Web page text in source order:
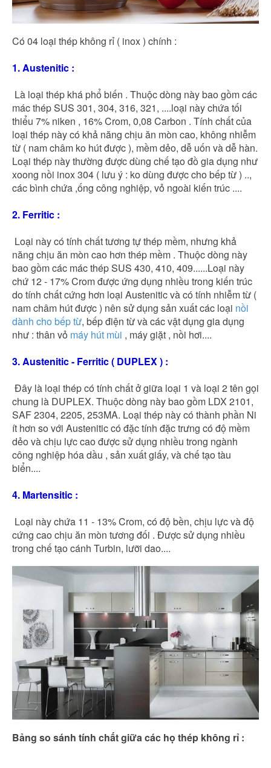
Có 04 loại thép không rỉ ( inox ) chính :
1. Austenitic :
Là loại thép khá phổ biến . Thuộc dòng này bao gồm các
mác thép SUS 301, 304, 316, 321, ....loại này chứa tối
thiểu 7% niken , 16% Crom, 0,08 Carbon . Tính chất của
loại thép này có khả năng chịu ăn mòn cao, không nhiễm
từ ( nam châm ko hút được ), mềm dẻo, dễ uốn và dễ hàn.
Loại thép này thường được dùng chế tạo đồ gia dụng như
xoong nồi inox 304 ( lưu ý : ko dùng được cho bếp từ ) ..,
các bình chứa ,ống công nghiệp, vỏ ngoài kiến trúc ....
2. Ferritic :
Loại này có tính chất tương tự thép mềm, nhưng khả
năng chịu ăn mòn cao hơn thép mềm . Thuộc dòng này
bao gồm các mác thép SUS 430, 410, 409......Loại này
chứ 12 - 17% Crom được ứng dụng nhiều trong kiến trúc
do tính chất cứng hơn loại Austenitic và có tính nhiễm từ (
nam châm hút được ) nên sử dụng sản xuất các loại nồi
dành cho bếp từ, bếp điện từ và các vật dụng gia dụng
như : thân vỏ máy hút mùi , máy giặt , nồi hơi....
3. Austenitic - Ferritic ( DUPLEX ) :
Đây là loại thép có tính chất ở giữa loại 1 và loại 2 tên gọi
chung là DUPLEX. Thuộc dòng này bao gồm LDX 2101,
SAF 2304, 2205, 253MA. Loại thép này có thành phần Ni
ít hơn so với Austenitic có đặc tính đặc trưng có độ mềm
dẻo và chịu lực cao được sử dụng nhiều trong ngành
công nghiệp hóa dầu , sản xuất giấy, và chế tạo tàu
biển....
4. Martensitic :
Loại này chứa 11 - 13% Crom, có độ bền, chịu lực và độ
cứng cao chịu ăn mòn tương đối . Được sử dụng nhiều
trong chế tạo cánh Turbin, lưỡi dao....
Bảng so sánh tính chất giữa các họ thép không rỉ :